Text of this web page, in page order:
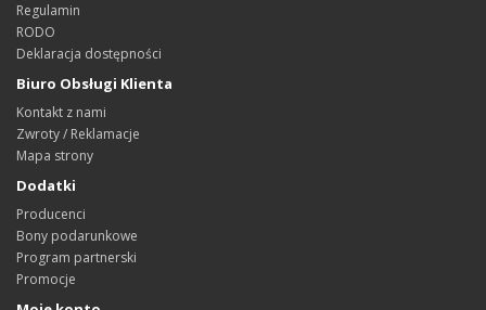
Regulamin
RODO
Deklaracja dostępności
Biuro Obsługi Klienta
Kontakt z nami
Zwroty / Reklamacje
Mapa strony
Dodatki
Producenci
Bony podarunkowe
Program partnerski
Promocje